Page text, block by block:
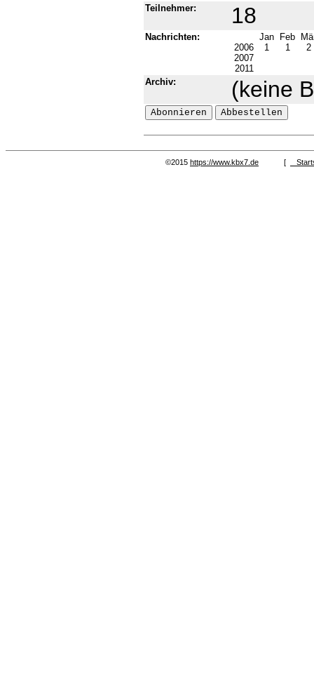
Teilnehmer: 18
Nachrichten: Jan Feb
2006
1 1
2
2007
2011
Archiv:
(keine
©2015 https://www.kbx7.de [